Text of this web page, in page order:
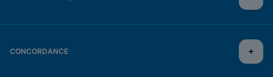
CONCORDANCE